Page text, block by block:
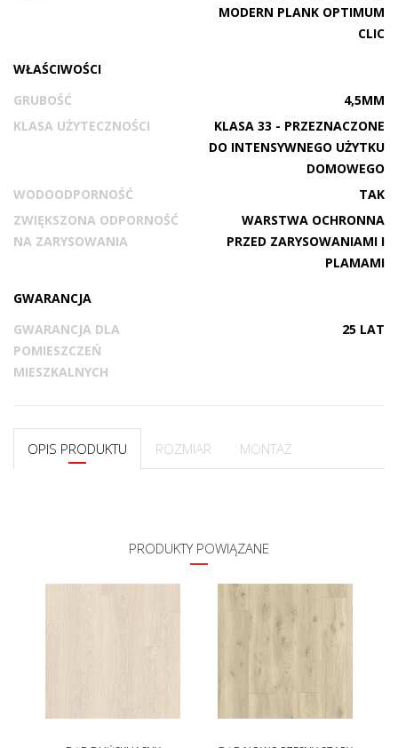
MODERN PLANK OPTIMUM
CLIC
WŁAŚCIWOŚCI
GRUBOŚĆ
4,5MM
KLASA UŻYTECZNOŚCI
KLASA 33 - PRZEZNACZONE
DO INTENSYWNEGO UŻYTKU
DOMOWEGO
WODOODPORNOŚĆ
TAK
ZWIĘKSZONA ODPORNOŚĆ
NA ZARYSOWANIA
WARSTWA OCHRONNA
PRZED ZARYSOWANIAMI I
PLAMAMI
GWARANCJA
GWARANCJA DLA
POMIESZCZEŃ
MIESZKALNYCH
25 LAT
OPIS PRODUKTU ROZMIAR MONTAŻ
PRODUKTY POWIĄZANE